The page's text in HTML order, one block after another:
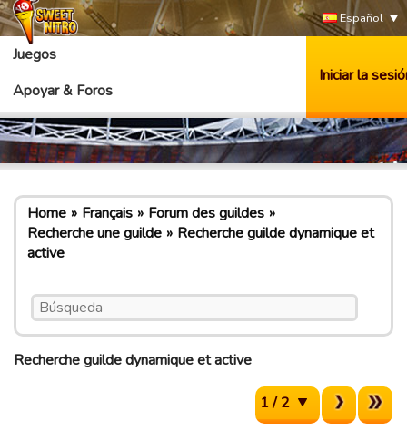
Español
Juegos
Apoyar & Foros
Iniciar la
Home Français
Forum des guildes
Recherche une guilde
Recherche guilde dynamique et
active
Recherche guilde dynamique et active
1 / 2